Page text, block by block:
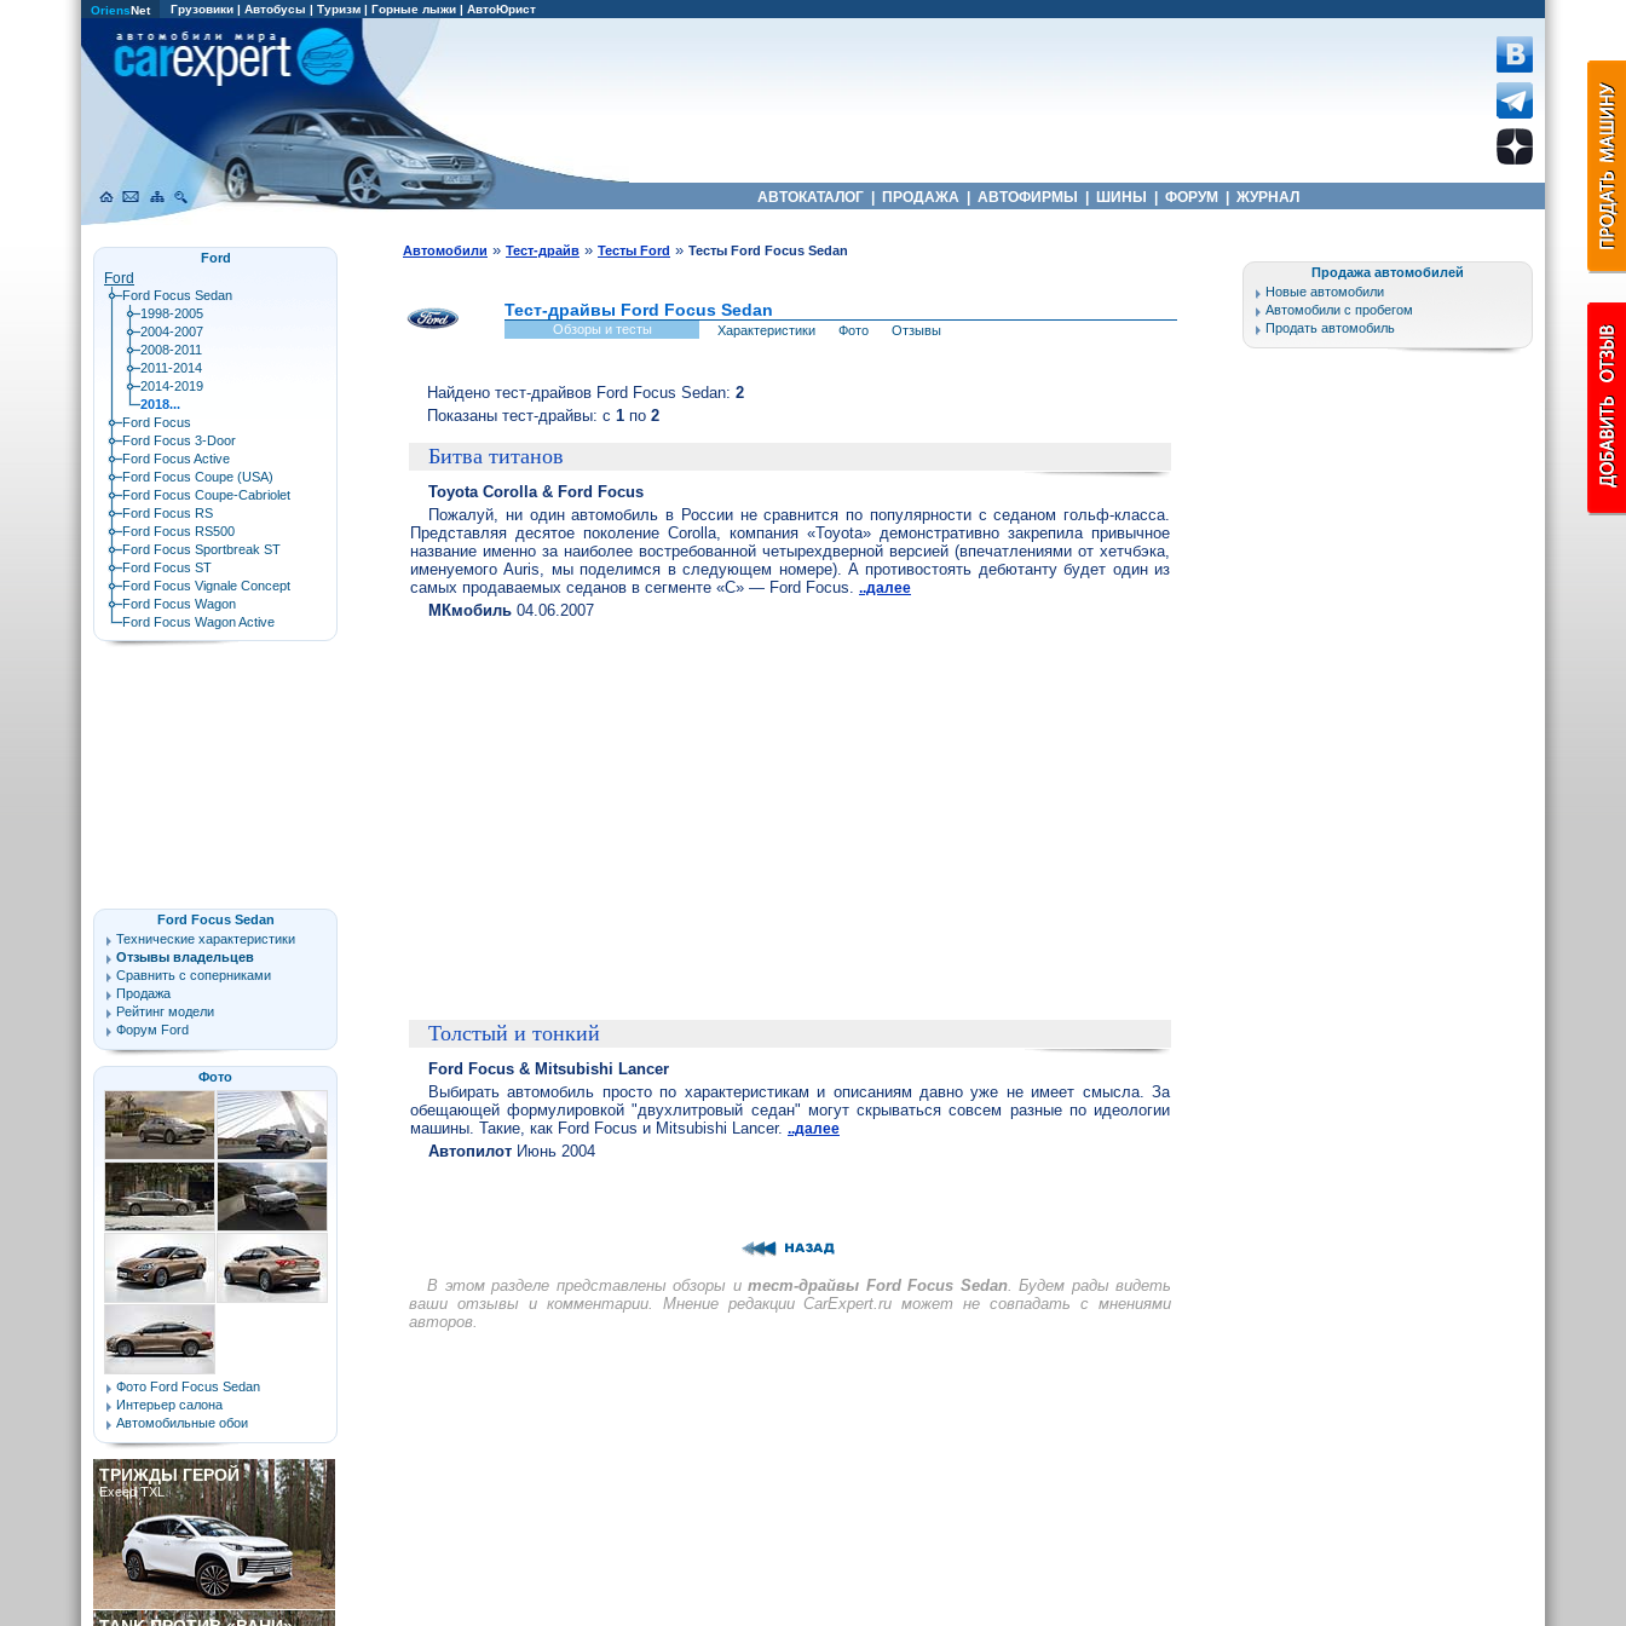
OriensNet Грузовики | Автобусы | Туризм | Горные лыжи | АвтоЮрист
АВТОКАТАЛОГ ПРОДАЖА АВТОФИРМЫ ШИНЫ ФОРУМ ЖУРНАЛ
Ford
Ford
Ford Focus Sedan
1998-2005
2004-2007
2008-2011
2011-2014
2014-2019
2018...
Ford Focus
Ford Focus 3-Door
Ford Focus Active
Ford Focus Coupe (USA)
Ford Focus Coupe-Cabriolet
Ford Focus RS
Ford Focus RS500
Ford Focus Sportbreak ST
Ford Focus ST
Ford Focus Vignale Concept
Ford Focus Wagon
Ford Focus Wagon Active
Ford Focus Sedan
Технические характеристики
Отзывы владельцев
Сравнить с соперниками
Продажа
Рейтинг модели
Форум Ford
Фото
Фото Ford Focus Sedan
Интерьер салона
Автомобильные обои
ТРИЖДЫ ГЕРОЙ
Exeed TXL
Автомобили » Тест-драйв » Тесты Ford » Тесты Ford Focus Sedan
Тест-драйвы Ford Focus Sedan
Обзоры и тесты Характеристики Фото Отзывы
Найдено тест-драйвов Ford Focus Sedan: 2
Показаны тест-драйвы: с 1 по 2
Битва титанов
Toyota Corolla & Ford Focus
Пожалуй, ни один автомобиль в России не сравнится по популярности с седаном гольф-класса.
Представляя десятое поколение Corolla, компания «Toyota» демонстративно закрепила привычное
название именно за наиболее востребованной четырехдверной версией (впечатлениями от хетчбэка,
именуемого Auris, мы поделимся в следующем номере). А противостоять дебютанту будет один из
самых продаваемых седанов в сегменте «C» — Ford Focus. ..далее
МКмобиль 04.06.2007
Толстый и тонкий
Ford Focus & Mitsubishi Lancer
Выбирать автомобиль просто по характеристикам и описаниям давно уже не имеет смысла. За
обещающей формулировкой "двухлитровый седан" могут скрываться совсем разные по идеологии
машины. Такие, как Ford Focus и Mitsubishi Lancer. ..далее
Автопилот Июнь 2004
В этом разделе представлены обзоры и тест-драйвы Ford Focus Sedan. Будем рады видеть
ваши отзывы и комментарии. Мнение редакции CarExpert.ru может не совпадать с мнениями
авторов.
Продажа автомобилей
Новые автомобили
Автомобили с пробегом
Продать автомобиль